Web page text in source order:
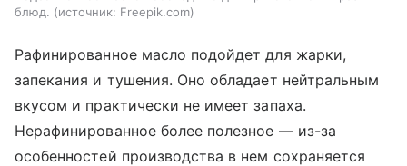
блюд.
источник: Freepik.com
Рафинированное масло подойдет для жарки,
запекания и тушения. Оно обладает нейтральным
вкусом и практически не имеет запаха.
Нерафинированное более полезное — из-за
особенностей производства в нем сохраняется